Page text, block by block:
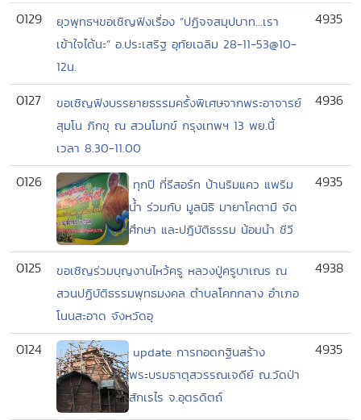
0129
ยุวพุทธฯขอเชิญฟังเรื่อง “ปฏิจจสมุปบาท...เรา
เข้าใจได้นะ” อ.ประเสริฐ อุทัยเฉลิม 28-11-53@10-
12น.
4935
0127
ขอเชิญฟังบรรยายธรรมครั้งพิเศษจากพระอาจารย์
สุมโน ภิกขุ ณ สวนโมกข์ กรุงเทพฯ 13 พย.นี้
เวลา 8.30-11.00
4936
0126
ทุกปี ที่รีสอร์ท บ้านริมแคว แพริม
น้ำ ร่วมกับ มูลนิธิ มายาโคตามี จัด
ศึกษา และปฎิบัติธรรม น้อมนำ ชีวี
4935
0125
ขอเชิญร่วมบุญงานไหว้ครู หลวงปู่ครูบาเณร ณ
สวนปฏิบัติธรรมพุทธมงคล ตำบลโคกกลาง อำเภอ
โนนสะอาด จังหวัดอุ
4938
0124
update การทอดกฐินสร้าง
พระบรมธาตุสวรรณเจดีย์ ณ.วัดป่า
สักเรไร จ.อุตรดิตถ์
4935